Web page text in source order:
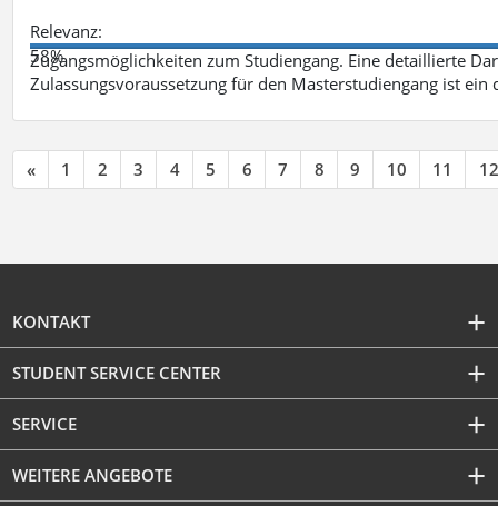
Relevanz:
58%
Zugangsmöglichkeiten zum Studiengang. Eine detaillierte
Zulassungsvoraussetzung für den Masterstudiengang ist
« 1 2 3 4 5 6 7 8 9 10 11 12
KONTAKT
STUDENT SERVICE CENTER
SERVICE
WEITERE ANGEBOTE